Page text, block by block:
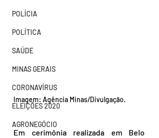
POLÍCIA
POLÍTICA
SAÚDE
MINAS GERAIS
CORONAVÍRUS
ELEIÇÕES 2020
AGRONEGÓCIO
Imagem: Agência Minas/Divulgação.
Em cerimônia realizada em Belo